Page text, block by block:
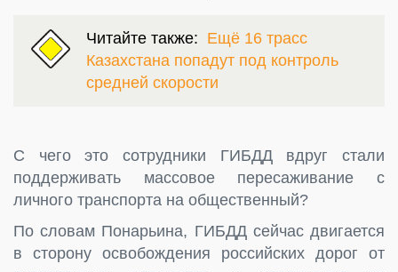
Читайте также: Ещё 16 трасс
Казахстана попадут под контроль
средней скорости
С чего это сотрудники ГИБДД вдруг стали
поддерживать массовое пересаживание с
личного транспорта на общественный?
По словам Понарьина, ГИБДД сейчас двигается
в сторону освобождения российских дорог от